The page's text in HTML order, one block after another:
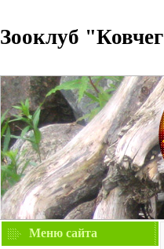
Зооклуб
Меню сайта